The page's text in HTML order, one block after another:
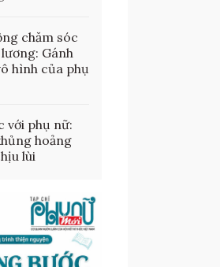
chăm sóc
Gánh
hình của phụ
với phụ nữ:
hoảng
lùi